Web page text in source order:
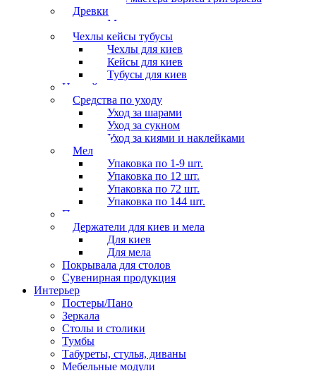
Древки
Мосты для киев
Чехлы кейсы тубусы
Чехлы для киев
Кейсы для киев
Тубусы для киев
Наклейки
Средства по уходу
Уход за шарами
Уход за сукном
Уход за киями и наклейками
Мел
Упаковка по 1-9 шт.
Упаковка по 12 шт.
Упаковка по 72 шт.
Упаковка по 144 шт.
Перчатки
Держатели для киев и мела
Для киев
Для мела
Покрывала для столов
Сувенирная продукция
Интерьер
Постеры/Пано
Зеркала
Столы и столики
Тумбы
Табуреты, стулья, диваны
Мебельные модули